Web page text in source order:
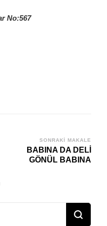
No:567
SONRAKI MAKALE
BABINA DA DELİ
GÖNÜL BABINA